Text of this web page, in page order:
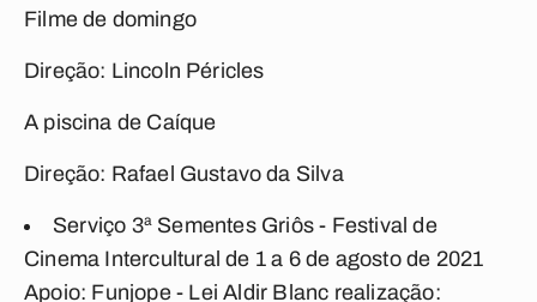
Filme de domingo
Direção: Lincoln Péricles
A piscina de Caíque
Direção: Rafael Gustavo da Silva
Serviço 3ª Sementes Griôs - Festival de
Cinema Intercultural de 1 a 6 de agosto de 2021
Apoio: Funjope - Lei Aldir Blanc realização: